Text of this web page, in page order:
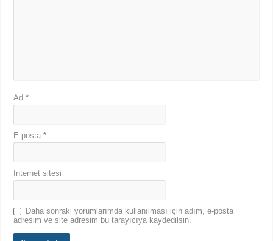
Ad*
E-posta*
İnternet sitesi
Daha sonraki yorumlarımda kullanılması için adım, e-posta
adresim ve site adresim bu tarayıcıya kaydedilsin.